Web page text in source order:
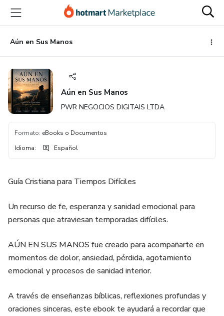
principal
página
de
página
Aún en Sus Manos
Aún en Sus Manos
PWR NEGOCIOS DIGITAIS LTDA
Formato: eBooks o Documentos
Idioma: Español
Guía Cristiana para Tiempos Difíciles
Un recurso de fe, esperanza y sanidad emocional para
personas que atraviesan temporadas difíciles.
AÚN EN SUS MANOS fue creado para acompañarte en
momentos de dolor, ansiedad, pérdida, agotamiento
emocional y procesos de sanidad interior.
A través de enseñanzas bíblicas, reflexiones profundas y
oraciones sinceras, este ebook te ayudará a recordar que